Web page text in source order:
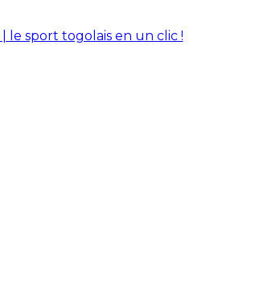
le sport togolais en un clic !